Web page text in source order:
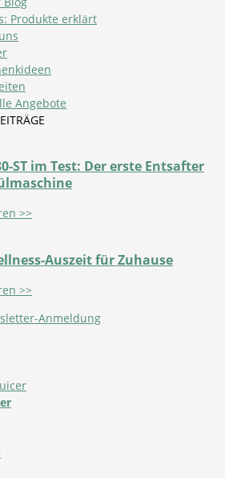
Produkte erklärt
Angebote
ST im Test: Der erste Entsafter
>>
Auszeit für Zuhause
>>
Anmeldung